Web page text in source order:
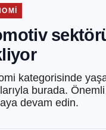
kategorisinde
burada.
devam edin.